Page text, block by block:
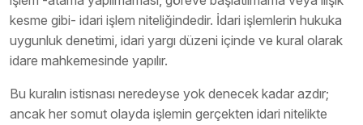
kesme gibi- idari işlem niteliğindedir. İdari işlemlerin hukuka
uygunluk denetimi, idari yargı düzeni içinde ve kural olarak
idare mahkemesinde yapılır.
Bu kuralın istisnası neredeyse yok denecek kadar azdır;
ancak her somut olayda işlemin gerçekten idari nitelikte